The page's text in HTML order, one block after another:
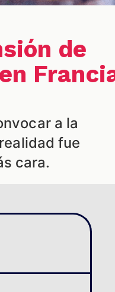
de
a la
fue
cara.